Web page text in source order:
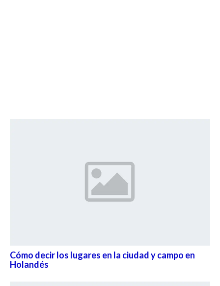
Cómo decir los lugares en la ciudad y campo en
Holandés